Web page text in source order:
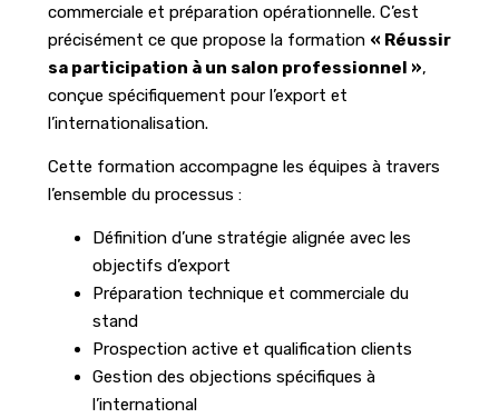
commerciale et préparation opérationnelle. C’est
précisément ce que propose la formation « Réussir
sa participation à un salon professionnel »,
conçue spécifiquement pour l’export et
l’internationalisation.
Cette formation accompagne les équipes à travers
l’ensemble du processus :
Définition d’une stratégie alignée avec les
objectifs d’export
Préparation technique et commerciale du
stand
Prospection active et qualification clients
Gestion des objections spécifiques à
l’international